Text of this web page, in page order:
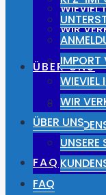
WIEVIEL
WIR
ÜBER UNS
UNSERE
FAQ
IMPORT
WIEVIEL
WIR
ÜBER UNS
UNSERE
FAQ